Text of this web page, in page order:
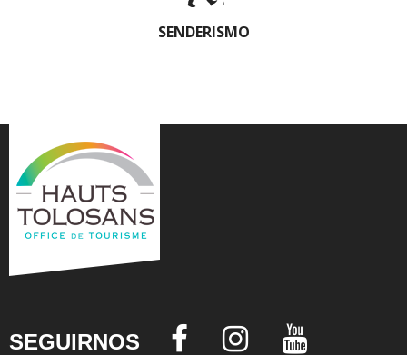
SENDERISMO
SEGUIRNOS